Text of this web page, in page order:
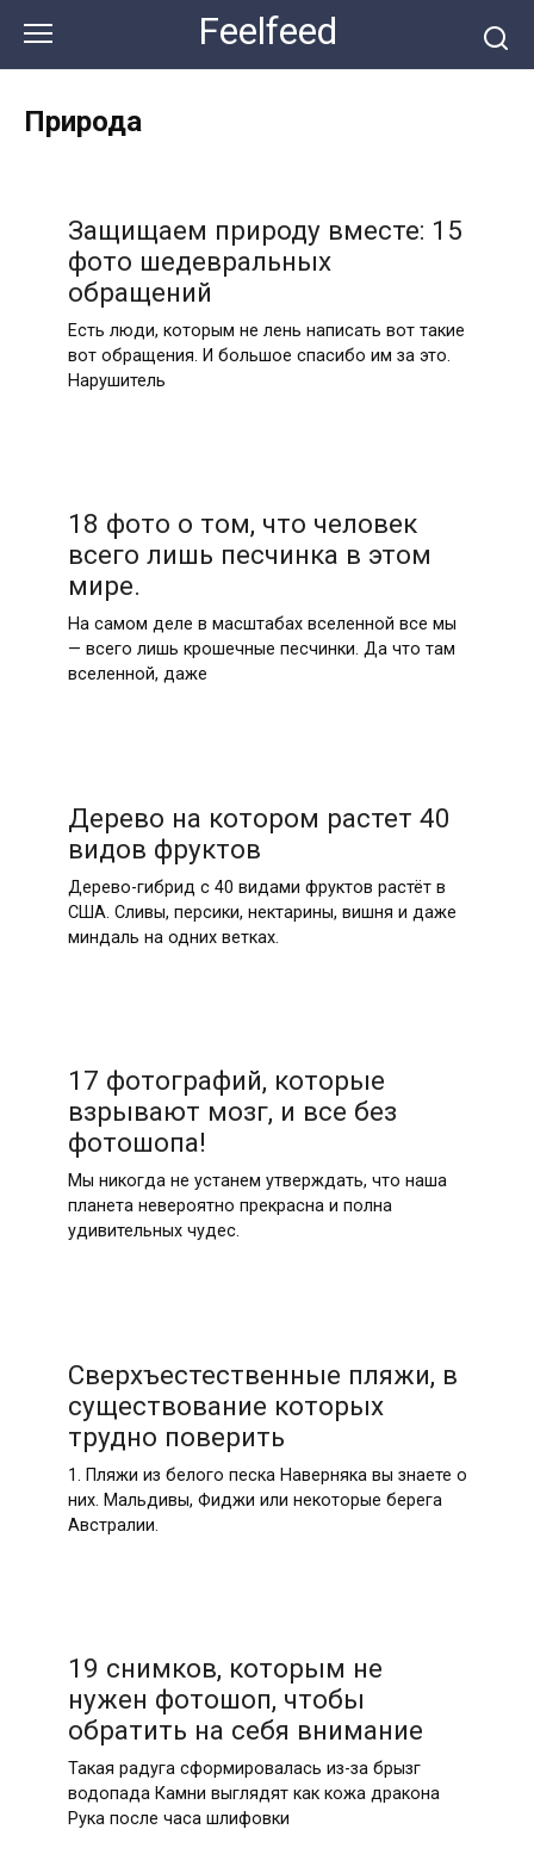
контенту
Feelfeed
Природа
Защищаем природу вместе: 15
фото шедевральных
обращений
Есть люди, которым не лень написать вот такие
вот обращения. И большое спасибо им за это.
Нарушитель
18 фото о том, что человек
всего лишь песчинка в этом
мире.
На самом деле в масштабах вселенной все мы
— всего лишь крошечные песчинки. Да что там
вселенной, даже
Дерево на котором растет 40
видов фруктов
Дерево-гибрид с 40 видами фруктов растёт в
США. Сливы, персики, нектарины, вишня и даже
миндаль на одних ветках.
17 фотографий, которые
взрывают мозг, и все без
фотошопа!
Мы никогда не устанем утверждать, что наша
планета невероятно прекрасна и полна
удивительных чудес.
Сверхъестественные пляжи, в
существование которых
трудно поверить
1. Пляжи из белого песка Наверняка вы знаете о
них. Мальдивы, Фиджи или некоторые берега
Австралии.
19 снимков, которым не
нужен фотошоп, чтобы
обратить на себя внимание
Такая радуга сформировалась из-за брызг
водопада Камни выглядят как кожа дракона
Рука после часа шлифовки